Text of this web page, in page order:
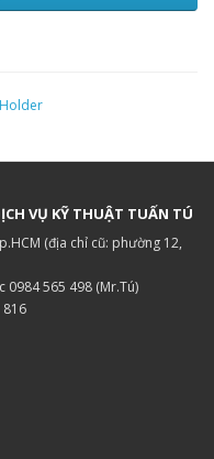
VỤ KỸ THUẬT TUẤN TÚ
(địa chỉ cũ: phường 12,
0984 565 498 (Mr.Tú)
816